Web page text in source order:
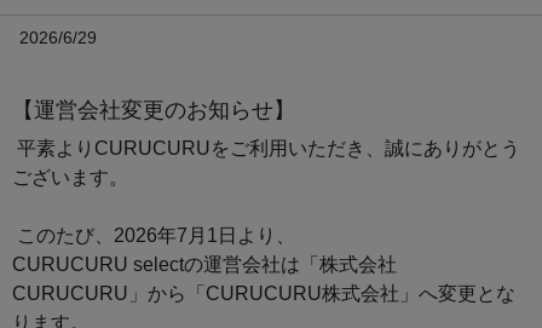
2026/6/29
【運営会社変更のお知らせ】
平素よりCURUCURUをご利用いただき、誠にありがとう
ございます。
このたび、2026年7月1日より、
CURUCURU selectの運営会社は「株式会社
CURUCURU」から「CURUCURU株式会社」へ変更とな
ります。